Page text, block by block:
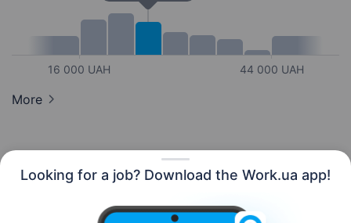
Looking for a job? Download the Work.ua app!
16 000 UAH 44 000 UAH
More